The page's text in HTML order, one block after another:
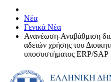
Νέα
Γενικά Νέα
Ανανέωση-Αναβάθμιση
αδειών χρήσης του
υποσυστήματος ERP/SAP